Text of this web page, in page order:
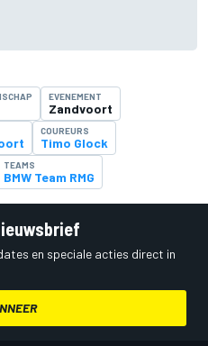
EVENEMENT
Zandvoort
COUREURS
Timo Glock
TEAMS
BMW Team RMG
en speciale acties direct in